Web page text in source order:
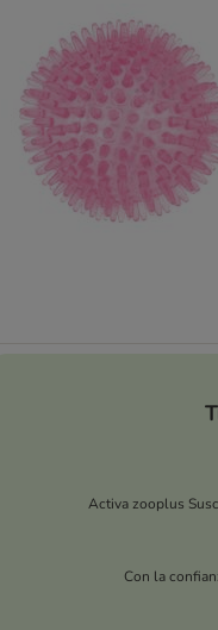
Activa zooplus
Con la